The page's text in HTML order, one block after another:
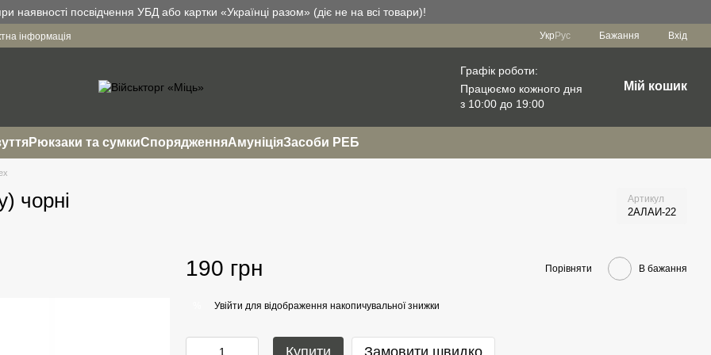
наявності посвідчення УБД або картки «Українці разом» (діє не на всі товари)!
інформація Укр Рус Бажання Вхід
Графік роботи:
Працюємо кожного дня
з 10:00 до 19:00
Мій кошик
Рюкзаки та сумкиСпорядженняАмуніціяЗасоби РЕБ
чорні Артикул
2АЛАИ-22
190 грн Порівняти В бажання
Увійти для відображення накопичувальної знижки
Купити Замовити швидко